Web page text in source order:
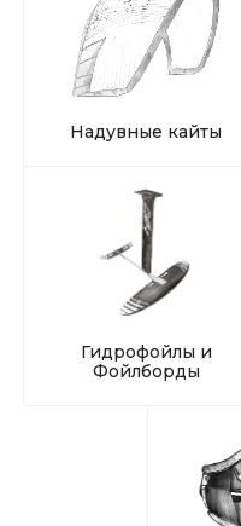
Надувные кайты
Гидрофойлы и
Фойлборды